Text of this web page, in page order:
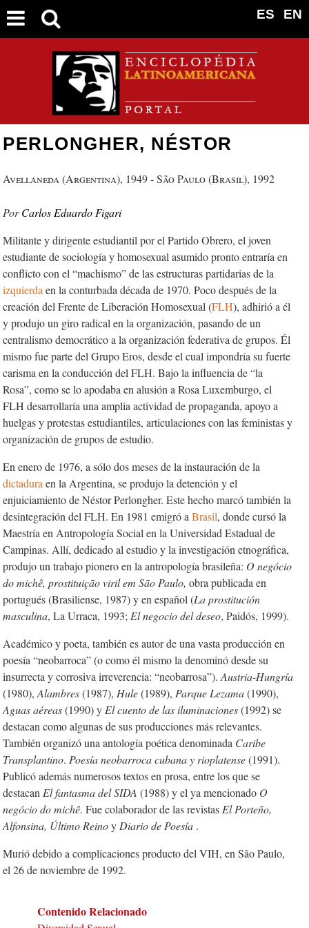
EN
ES
PERLONGHER, NÉSTOR
Avellaneda (Argentina), 1949 - São Paulo (Brasil), 1992
Carlos Eduardo Figari
Militante y dirigente estudiantil por el Partido Obrero, el joven
estudiante de sociología y homosexual asumido pronto entraría en
conflicto con el “machismo” de las estructuras partidarias de la
izquierda en la conturbada década de 1970. Poco después de la
creación del Frente de Liberación Homosexual (FLH), adhirió a él
y produjo un giro radical en la organización, pasando de un
centralismo democrático a la organización federativa de grupos. Él
mismo fue parte del Grupo Eros, desde el cual impondría su fuerte
carisma en la conducción del FLH. Bajo la influencia de “la
Rosa”, como se lo apodaba en alusión a Rosa Luxemburgo, el
FLH desarrollaría una amplia actividad de propaganda, apoyo a
huelgas y protestas estudiantiles, articulaciones con las feministas y
organización de grupos de estudio.
En enero de 1976, a sólo dos meses de la instauración de la
dictadura en la Argentina, se produjo la detención y el
enjuiciamiento de Néstor Perlongher. Este hecho marcó también la
desintegración del FLH. En 1981 emigró a Brasil, donde cursó la
Maestría en Antropología Social en la Universidad Estadual de
Campinas. Allí, dedicado al estudio y la investigación etnográfica,
produjo un trabajo pionero en la antropología brasileña: O negócio
do michê, prostituição viril em São Paulo, obra publicada en
portugués (Brasiliense, 1987) y en español (La prostitución
masculina, La Urraca, 1993; El negocio del deseo, Paidós, 1999).
Académico y poeta, también es autor de una vasta producción en
poesía “neobarroca” (o como él mismo la denominó desde su
insurrecta y corrosiva irreverencia: “neobarrosa”). Austria-Hungría
(1980), Alambres(1987), Hule(1989), Parque Lezama(1990),
Aguas aéreas(1990) y El cuento de las iluminaciones(1992) se
destacan como algunas de sus producciones más relevantes.
También organizó una antología poética denominada Caribe
Transplantino. Poesía neobarroca cubana y rioplatense(1991).
Publicó además numerosos textos en prosa, entre los que se
destacan El fantasma del SIDA (1988) y el ya mencionado O
negócio do michê. Fue colaborador de las revistas El Porteño,
Alfonsina, Último Reinoy Diario de Poesía .
Murió debido a complicaciones producto del VIH, en São Paulo,
el 26 de noviembre de 1992.
Contenido Relacionado